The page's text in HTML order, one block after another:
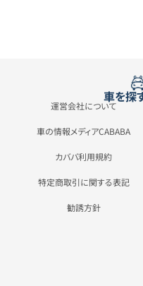
車を探
運営会社について
車の情報メディアCABABA
カババ利用規約
特定商取引に関する表記
勧誘方針